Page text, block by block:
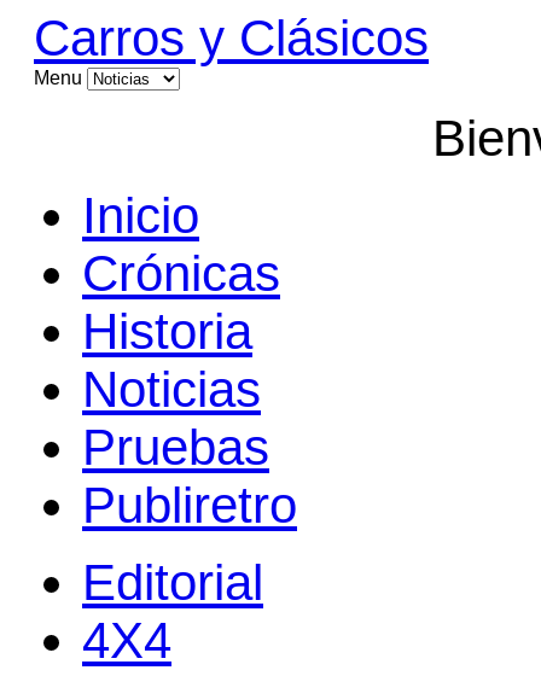
Carros y Clásicos
Menu
Inicio
Crónicas
Historia
Noticias
Pruebas
Publiretro
Editorial
4X4